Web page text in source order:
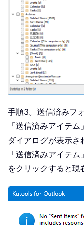
手順3。送信済みフ
「送信済みアイテ
ダイアログが表示さ
「送信済みアイテ
をクリックすると現